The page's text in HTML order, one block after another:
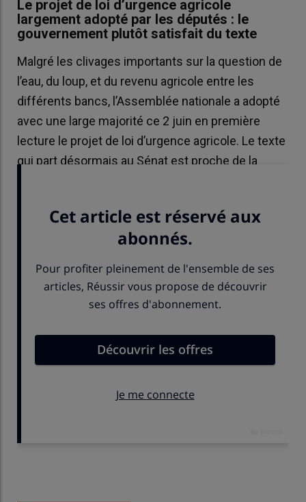
Le projet de loi d’urgence agricole
largement adopté par les députés : le
gouvernement plutôt satisfait du texte
Malgré les clivages importants sur la question de
l’eau, du loup, et du revenu agricole entre les
différents bancs, l’Assemblée nationale a adopté
avec une large majorité ce 2 juin en première
lecture le projet de loi d’urgence agricole. Le texte
qui part désormais au Sénat est proche de la